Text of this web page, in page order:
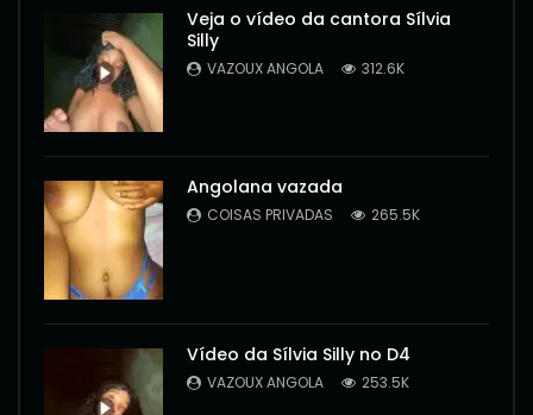
Veja o vídeo da cantora Sílvia
Silly
VAZOUX ANGOLA 312.6K
Angolana vazada
COISAS PRIVADAS 265.5K
Vídeo da Sílvia Silly no D4
VAZOUX ANGOLA 253.5K